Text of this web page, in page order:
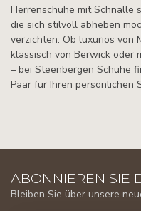
Herren­schuhe mit Schnalle
die sich stilvoll abheben
verzichten. Ob luxuriös von
klassisch von Berwick oder
– bei Steenbergen Schuhe
Paar für Ihren persönlichen
ABONNIEREN SIE
Bleiben Sie über unsere